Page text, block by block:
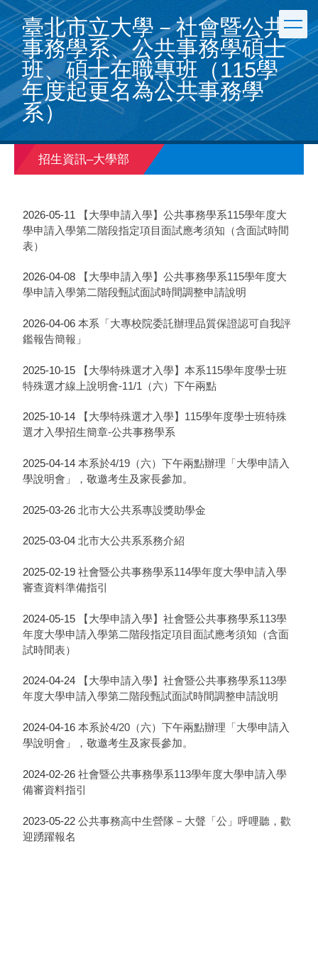
跳
到
主
要
內
容
區
臺北市立大學－社會暨公共
事務學系、公共事務學碩士
班、碩士在職專班（115學
年度起更名為公共事務學
系）
招生資訊–大學部
2026-05-11
【大學申請入學】公共事務學系115學年度大
學申請入學第二階段指定項目面試應考須知（含面試時間
表）
2026-04-08
【大學申請入學】公共事務學系115學年度大
學申請入學第二階段甄試面試時間調整申請說明
2026-04-06 本系「大專校院委託辦理品質保證認可自我評
鑑報告簡報」
2025-10-15
【大學特殊選才入學】本系115學年度學士班
特殊選才線上說明會-11/1（六）下午兩點
2025-10-14
【大學特殊選才入學】115學年度學士班特殊
選才入學招生簡章-公共事務學系
2025-04-14 本系於4/19（六）下午兩點辦理「大學申請入
學說明會」，敬邀考生及家長參加。
2025-03-26 北市大公共系專設獎助學金
2025-03-04 北市大公共系系務介紹
2025-02-19 社會暨公共事務學系114學年度大學申請入學
審查資料準備指引
2024-05-15
【大學申請入學】社會暨公共事務學系113學
年度大學申請入學第二階段指定項目面試應考須知（含面
試時間表）
2024-04-24
【大學申請入學】社會暨公共事務學系113學
年度大學申請入學第二階段甄試面試時間調整申請說明
2024-04-16 本系於4/20（六）下午兩點辦理「大學申請入
學說明會」，敬邀考生及家長參加。
2024-02-26 社會暨公共事務學系113學年度大學申請入學
備審資料指引
2023-05-22 公共事務高中生營隊－大聲「公」呼哩聽，歡
迎踴躍報名